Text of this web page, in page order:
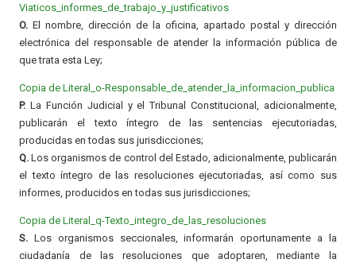
Viaticos_informes_de_trabajo_y_justificativos
O. El nombre, dirección de la oficina, apartado postal y dirección
electrónica del responsable de atender la información pública de
que trata esta Ley;
Copia de Literal_o-Responsable_de_atender_la_informacion_publica
P. La Función Judicial y el Tribunal Constitucional, adicionalmente,
publicarán el texto íntegro de las sentencias ejecutoriadas,
producidas en todas sus jurisdicciones;
Q. Los organismos de control del Estado, adicionalmente, publicarán
el texto íntegro de las resoluciones ejecutoriadas, así como sus
informes, producidos en todas sus jurisdicciones;
Copia de Literal_q-Texto_integro_de_las_resoluciones
S. Los organismos seccionales, informarán oportunamente a la
ciudadanía de las resoluciones que adoptaren, mediante la